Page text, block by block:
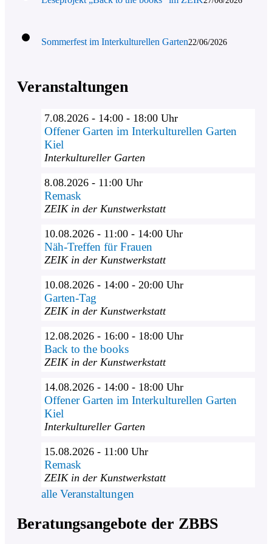
Sommerfest im Interkulturellen Garten22/06/2026
Veranstaltungen
7.08.2026 - 14:00 - 18:00 Uhr
Offener Garten im Interkulturellen Garten
Kiel
Interkultureller Garten
8.08.2026 - 11:00 Uhr
Remask
ZEIK in der Kunstwerkstatt
10.08.2026 - 11:00 - 14:00 Uhr
Näh-Treffen für Frauen
ZEIK in der Kunstwerkstatt
10.08.2026 - 14:00 - 20:00 Uhr
Garten-Tag
ZEIK in der Kunstwerkstatt
12.08.2026 - 16:00 - 18:00 Uhr
Back to the books
ZEIK in der Kunstwerkstatt
14.08.2026 - 14:00 - 18:00 Uhr
Offener Garten im Interkulturellen Garten
Kiel
Interkultureller Garten
15.08.2026 - 11:00 Uhr
Remask
ZEIK in der Kunstwerkstatt
alle Veranstaltungen
Beratungsangebote der ZBBS